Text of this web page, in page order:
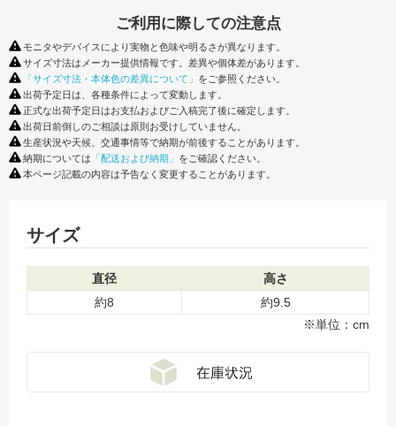
ご利用に際しての注意点
モニタやデバイスにより実物と色味や明るさが異なります。
サイズ寸法はメーカー提供情報です。差異や個体差があります。
「サイズ寸法・本体色の差異について」 をご参照ください。
出荷予定日は、各種条件によって変動します。
正式な出荷予定日はお支払およびご入稿完了後に確定します。
出荷日前倒しのご相談は原則お受けしていません。
生産状況や天候、交通事情等で納期が前後することがあります。
納期については 「配送および納期」 をご確認ください。
本ページ記載の内容は予告なく変更することがあります。
サイズ
直径
高さ
約8
約9.5
※単位：cm